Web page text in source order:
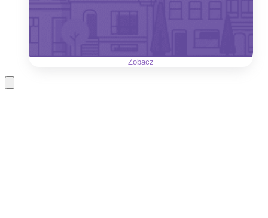
Zobacz